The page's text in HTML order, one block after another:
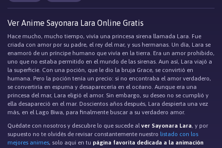
Ver Anime Sayonara Lara Online Gratis
Hace mucho, mucho tiempo, vivía una princesa sirena llamada Lara. Fue
criada con amor por su padre, el rey del mar, y sus hermanas. Un día, Lara se
enamoró de un príncipe humano que vivía en la tierra. Era un amor prohibido,
uno que no estaba permitido en el mundo de las sirenas. Aun así, Lara viajó a
la superficie. Con una poción, que le dio la bruja Grace, se convirtió en
humana. Pero la poción tenía un precio: si no encontraba el amor verdadero,
se convertiría en espuma y desaparecería en el océano. Aunque era una
princesa del mar, Lara eligió el amor. Sin embargo, su deseo no se cumplió y
ella desapareció en el mar. Doscientos años después, Lara despierta una vez
más, en el Lago Biwa, para finalmente buscar a su verdadero amor.
Quédate con nosotros y descubre lo que sucede alver Sayonara Lara, y por
supuesto no te olvidés de revisar constantemente nuestro listado con los
mejores animes, solo aqui en tu página favorita dedicada a la animación